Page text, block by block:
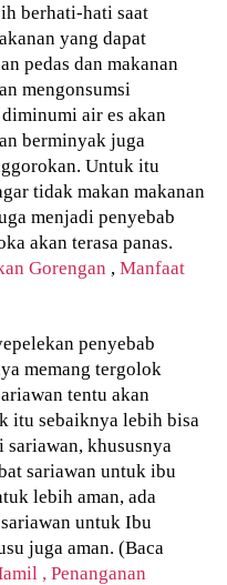
berhati-hati saat
yang dapat
pedas dan makanan
mengonsumsi
air es akan
berminyak juga
Untuk itu
tidak makan makanan
menjadi penyebab
akan terasa panas.
Gorengan ,Manfaat
penyebab
memang tergolok
tentu akan
itu sebaiknya lebih bisa
sariawan, khususnya
sariawan untuk ibu
lebih aman, ada
untuk Ibu
juga aman. (Baca
, Penanganan